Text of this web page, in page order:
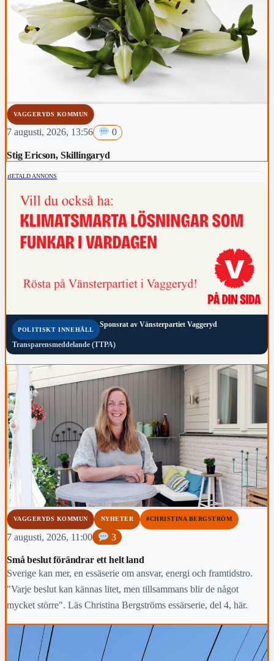
VAGGERYDS KOMMUN
7 augusti, 2026, 13:56 0
Stig Ericson, Skillingaryd
BETALD ANNONS
POLITISKT INNEHÅLL
Sponsrat av Vänsterpartiet Vaggeryd
Transparensmeddelande (TTPA)
VAGGERYDS KOMMUN NYHETER #CHRISTINA BERGSTRÖM
7 augusti, 2026, 11:00 3
Små beslut förändrar ett helt land
Sverige kan mer, en essäserie om ansvar, energi och framtidstro.
"Varje beslut kan kännas litet, men tillsammans blir de något
mycket större". Läs Christina Bergströms essärserie, del 4, här.